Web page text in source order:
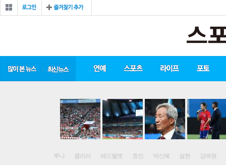
루나 클라라 레드벨벳 효민 박신혜 설현 강예원